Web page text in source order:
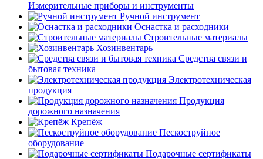
Измерительные приборы и инструменты
Ручной инструмент
Оснастка и расходники
Строительные материалы
Хозинвентарь
Средства связи и
бытовая техника
Электротехническая
продукция
Продукция
дорожного назначения
Крепёж
Пескоструйное
оборудование
Подарочные сертификаты